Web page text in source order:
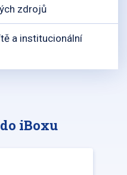
zdrojů
a institucionální
iBoxu